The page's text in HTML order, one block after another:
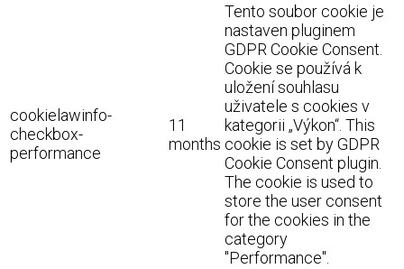
cookielawinfo-
checkbox-
performance
11
months
Tento soubor cookie je
nastaven pluginem
GDPR Cookie Consent.
Cookie se používá k
uložení souhlasu
uživatele s cookies v
kategorii „Výkon“. This
cookie is set by GDPR
Cookie Consent plugin.
The cookie is used to
store the user consent
for the cookies in the
category
"Performance".